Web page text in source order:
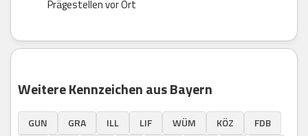
Prägestellen vor Ort
Weitere Kennzeichen aus Bayern
GUN GRA ILL LIF WÜM KÖZ
FDB